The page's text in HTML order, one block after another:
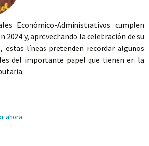
Económico-Administrativos cumplen
2024 y, aprovechando la celebración de su
estas líneas pretenden recordar algunos
del importante papel que tienen en la
feliz
ahora